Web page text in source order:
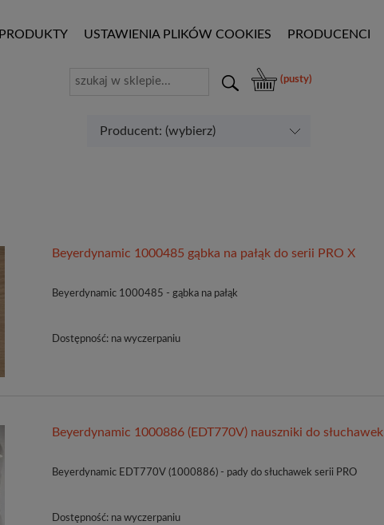
PRODUKTY USTAWIENIA PLIKÓW COOKIES PRODUCENCI
(pusty)
Producent: (wybierz)
Beyerdynamic 1000485 gąbka na pałąk do serii PRO X
Beyerdynamic 1000485 - gąbka na pałąk
Dostępność: na wyczerpaniu
Beyerdynamic 1000886 (EDT770V) nauszniki do słuchawek
Beyerdynamic EDT770V (1000886) - pady do słuchawek serii PRO
Dostępność: na wyczerpaniu